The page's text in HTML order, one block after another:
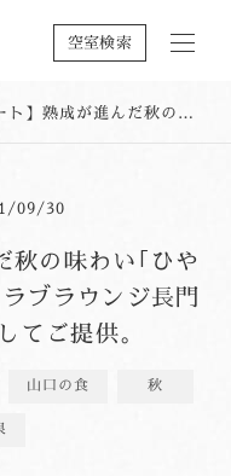
空室検索
味わい｢ひやおろし｣を、期間限定でクラブラウンジ長門のフリードリンクとしてご提供。
09/30
秋の味わい｢ひや
ブラウンジ長門
てご提供。
山口の食 秋